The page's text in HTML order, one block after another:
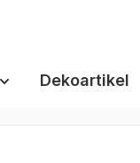
Dekoartikel